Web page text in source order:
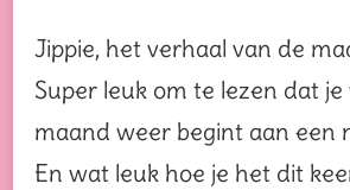
Jippie, het verhaal van de
Super leuk om te lezen dat
maand weer begint aan een
En wat leuk hoe je het dit